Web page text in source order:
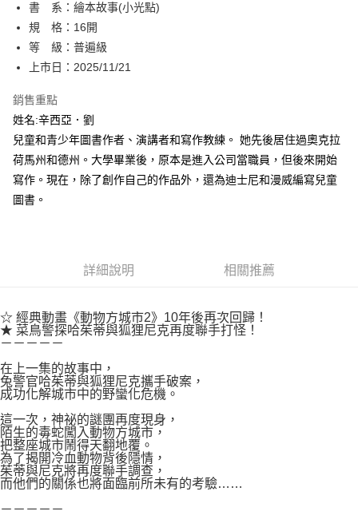
【「AFTEE先享後付」結帳流程】
１．於結帳方式選擇「AFTEE先享後付」後，將跳轉至「AFTEE先享後付」
結帳頁面，進行簡訊認證並確認金額後，即可完成結帳。
２．訂單成立數日內，您將收到繳費通知簡訊。
３．收到繳費通知簡訊後14天內，點擊此簡訊中的連結，可透過四大超商／
※ 請注意：結帳手續完成當下不需立刻繳費，但若您需要取消訂單，請聯絡
購買商品的店家。未經商家同意取消之訂單仍視為有效，需透過AFTEE先享
後付繳納相關費用。
※ 交易是否成功請以「AFTEE先享後付 」之結帳頁面顯示為準，若有關於
是否繳費成功／繳費後需取消欲退款等相關疑問，請聯繫「AFTEE先享後付
【注意事項】
https://aftee.tw/terms/#terms3
任。
４．使用「AFTEE先享後付」時，將依據個別帳號之用戶狀況，依本公司即
時審查核予不同之上限額度；若仍有額度不足之情形，本公司將視審查結果
５．嚴禁一人註冊多個帳號或使用他人資訊註冊。若發現惡意使用之情形，
恩沛科技股份有限公司將有權停止該用戶之使用額度並採取法律行動。
每筆NT$80，滿NT$500(含以上)免運費
付款後全家取貨
每筆NT$80，滿NT$500(含以上)免運費
每筆NT$80，滿NT$500(含以上)免運費
付款後萊爾富取貨
每筆NT$80，滿NT$500(含以上)免運費
7-11取貨付款
每筆NT$80，滿NT$500(含以上)免運費
每筆NT$100，滿NT$800(含以上)免運費
國家/地區配送
書 系：繪本故事(小光點)
規 格：16開
等 級：普遍級
上市日：2025/11/21
銷售重點
姓名:辛西亞．劉
兒童和青少年圖書作者、演講者和寫作教練。 她先後居住過奧克拉
荷馬州和德州。大學畢業後，原本是進入公司當職員，但後來開始
寫作。現在，除了創作自己的作品外，還為迪士尼和漫威編寫兒童
圖書。
詳細說明 相關推薦
☆ 經典動畫《動物方城市2》10年後再次回歸！
★ 菜鳥警探哈茱蒂與狐狸尼克再度聯手打怪！
－－－－－
在上一集的故事中，
兔警官哈茱蒂與狐狸尼克攜手破案，
成功化解城市中的野蠻化危機。
這一次，神祕的謎團再度現身，
陌生的毒蛇闖入動物方城市，
把整座城市鬧得天翻地覆。
為了揭開冷血動物背後隱情，
茱蒂與尼克將再度聯手調查，
而他們的關係也將面臨前所未有的考驗……
－－－－－